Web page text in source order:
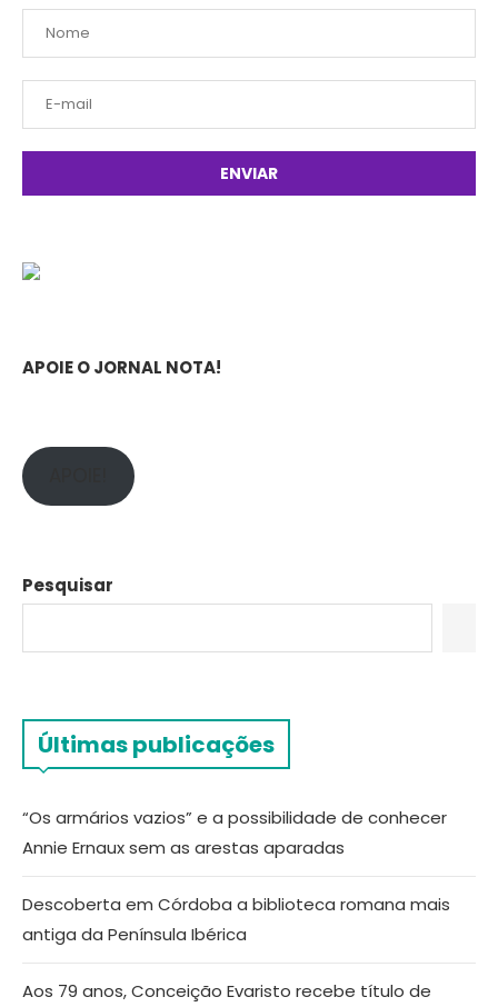
APOIE O JORNAL NOTA!
Pesquisar
Últimas publicações
“Os armários vazios” e a possibilidade de conhecer
Annie Ernaux sem as arestas aparadas
Descoberta em Córdoba a biblioteca romana mais
antiga da Península Ibérica
Aos 79 anos, Conceição Evaristo recebe título de